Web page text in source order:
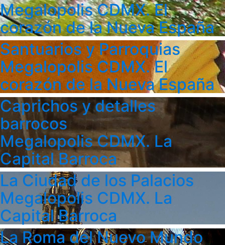
Megalopolis CDMX. El
corazón de la Nueva España
Santuarios y Parroquias
Megalopolis CDMX. El
corazón de la Nueva España
Caprichos y detalles
barrocos
Megalopolis CDMX. La
Capital Barroca
La Ciudad de los Palacios
Megalopolis CDMX. La
Capital Barroca
La Roma del Nuevo Mundo